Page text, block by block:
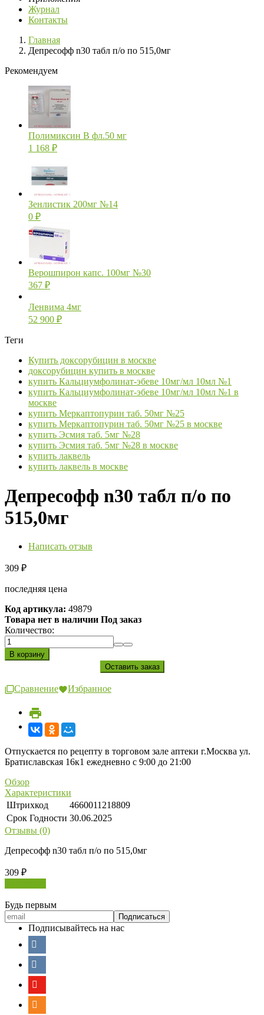
Журнал
Контакты
Главная
Депресофф n30 табл п/о по 515,0мг
Рекомендуем
Полимиксин В фл.50 мг
1 168 ₽
Зенлистик 200мг №14
0 ₽
Верошпирон капс. 100мг №30
367 ₽
Ленвима 4мг
52 900 ₽
Теги
Купить доксорубицин в москве
доксорубицин купить в москве
купить Кальциумфолинат-эбеве 10мг/мл 10мл №1
купить Кальциумфолинат-эбеве 10мг/мл 10мл №1 в
москве
купить Меркаптопурин таб. 50мг №25
купить Меркаптопурин таб. 50мг №25 в москве
купить Эсмия таб. 5мг №28
купить Эсмия таб. 5мг №28 в москве
купить лаквель
купить лаквель в москве
Депресофф n30 табл п/о по
515,0мг
Написать отзыв
309 ₽
последняя цена
Код артикула: 49879
Товара нет в наличии Под заказ
Количество:
Сравнение Избранное
Отпускается по рецепту в торговом зале аптеки г.Москва ул.
Братиславская 16к1 ежедневно с 9:00 до 21:00
Обзор
Характеристики
Штрихкод
4660011218809
Срок Годности 30.06.2025
Отзывы (0)
Депресофф n30 табл п/о по 515,0мг
309 ₽
Будь первым
Подписывайтесь на нас